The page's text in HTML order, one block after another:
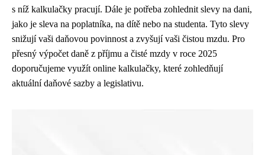
s níž kalkulačky pracují. Dále je potřeba zohlednit slevy na dani,
jako je sleva na poplatníka, na dítě nebo na studenta. Tyto slevy
snižují vaši daňovou povinnost a zvyšují vaši čistou mzdu. Pro
přesný výpočet daně z příjmu a čisté mzdy v roce 2025
doporučujeme využít online kalkulačky, které zohledňují
aktuální daňové sazby a legislativu.